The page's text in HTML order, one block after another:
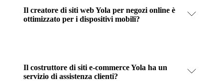
Il creatore di siti web Yola per negozi online è
ottimizzato per i dispositivi mobili?
Il costruttore di siti e-commerce Yola ha un
servizio di assistenza clienti?